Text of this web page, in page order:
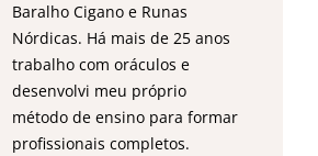
Baralho Cigano e Runas
Nórdicas. Há mais de 25 anos
trabalho com oráculos e
desenvolvi meu próprio
método de ensino para formar
profissionais completos.